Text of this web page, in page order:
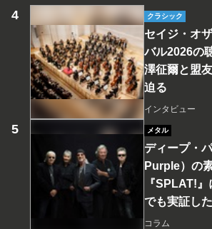
クラシック
セイジ・オ
バル2026の
澤征爾と盟
迫る
インタビュー
メタル
ディープ・
Purple）の
『SPLAT!
でも実証し
コラム